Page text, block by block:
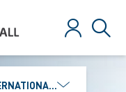
Anmelden
GMBH